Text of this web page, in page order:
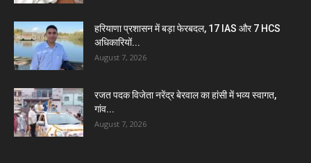
हरियाणा प्रशासन में बड़ा फेरबदल, 17 IAS और 7 HCS
अधिकारियों...
August 7, 2026
रजत पदक विजेता नरेंद्र बेरवाल का हांसी में भव्य स्वागत,
गांव...
August 7, 2026